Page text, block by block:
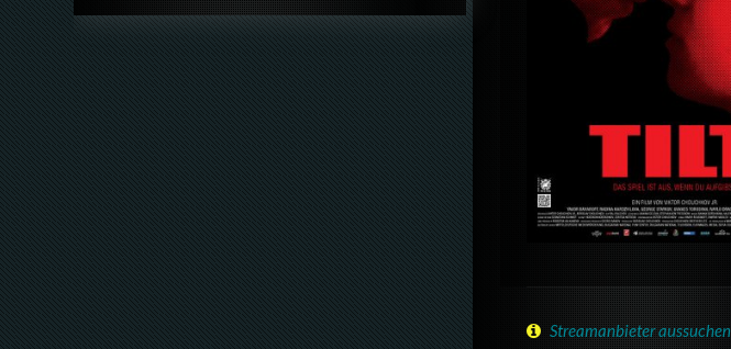
Streamanbieter aussuchen